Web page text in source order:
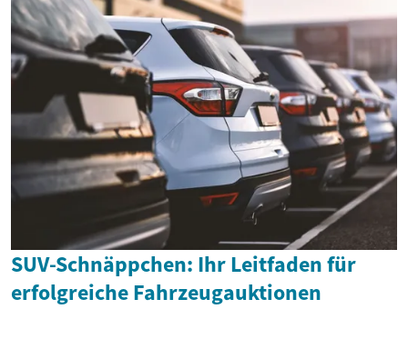
SUV-Schnäppchen: Ihr Leitfaden für
erfolgreiche Fahrzeugauktionen